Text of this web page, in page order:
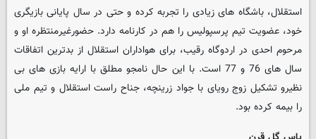
استقلال، باشگاه های زیادی را تجربه کرده و حتی در سال پایانی بازیگری
خود، عضویت تیم پرسپولیس را هم در کارنامه دارد. حضورغیرمنتظره او و
مرحوم احدی در اردوگاه رقیب، برای هواداران استقلال از بدترین اتفاقات
سال های 76 و 77 است. با این حال نامجو مطلق با ارایه بازی های بی
نظیرو تشکیل زوج رویای با جواد زرینچه، جناح راست استقلال و تیم ملی
را بیمه کرده بود.